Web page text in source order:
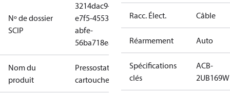
Nº de dossier
SCIP
3214dac9-
e7f5-4553-
abfe-
56ba718eab3c
Nom du
produit
Pressostat à
cartouche
Racc. Élect. Câble
Réarmement Auto
Spécifications
clés
ACB-
2UB169W